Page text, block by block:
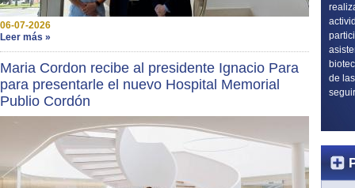
06-07-2026
Leer más »
Maria Cordon recibe al presidente Ignacio Para
para presentarle el nuevo Hospital Memorial
Publio Cordón
de